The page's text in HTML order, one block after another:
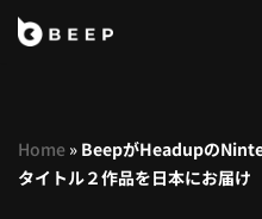
ン
ツ
Home » BeepがHeadupの
タイトル２作品を日本にお届け